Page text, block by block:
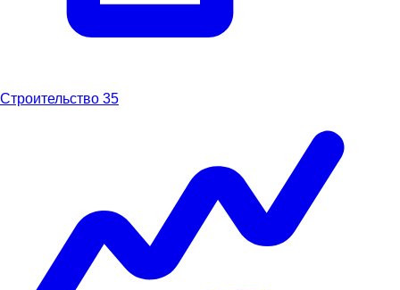
Строительство 35